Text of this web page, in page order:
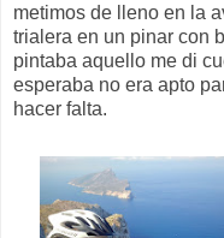
metimos de lleno en la
trialera en un pinar con
pintaba aquello me di
esperaba no era apto
hacer falta.